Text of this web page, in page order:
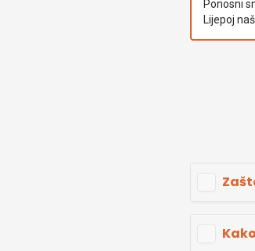
Ponosni
Lijepoj